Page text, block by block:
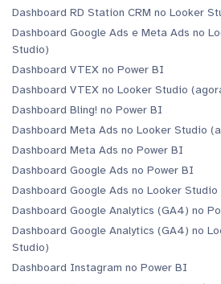
Dashboard RD Station CRM no Looker
Dashboard Google Ads e Meta Ads no
Studio)
Dashboard VTEX no Power BI
Dashboard VTEX no Looker Studio
Dashboard Bling! no Power BI
Dashboard Meta Ads no Looker Studio
Dashboard Meta Ads no Power BI
Dashboard Google Ads no Power BI
Dashboard Google Ads no Looker
Dashboard Google Analytics (GA4) no
Dashboard Google Analytics (GA4) no
Studio)
Dashboard Instagram no Power BI